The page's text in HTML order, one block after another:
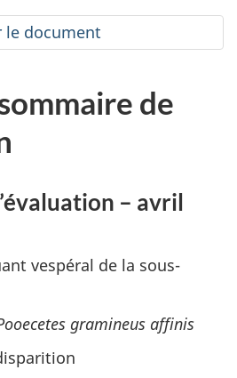
document
de
– avril
vespéral de la sous-
gramineus affinis